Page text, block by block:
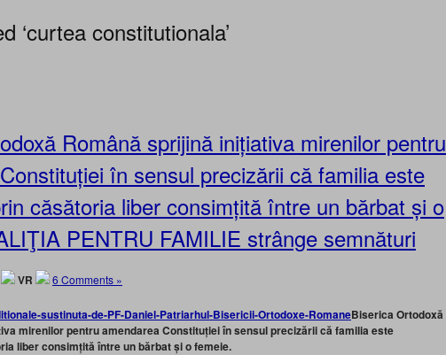
‘curtea constitutionala’
Română sprijină inițiativa mirenilor pentru
în sensul precizării că familia este
căsătoria liber consimțită între un bărbat și o
PENTRU FAMILIE strânge semnături
VR 6 Comments »
Biserica Ortodoxă
mirenilor pentru amendarea Constituției în sensul precizării că familia este
liber consimțită între un bărbat și o femeie.